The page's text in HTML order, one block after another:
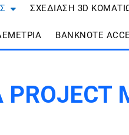
ΣΧΕΔΙΑΣΗ 3D
BANKNOTE
PROJECT